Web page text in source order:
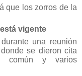
que los zorros de la
vigente
una reunión
se dieron cita
común y varios